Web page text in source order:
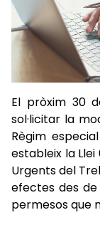
El pròxim 30
sol·licitar la
Règim
estableix la
Urgents del
efectes des de
permesos que